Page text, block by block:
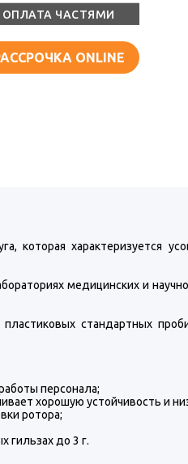
ОПЛАТА ЧАСТЯМИ
ONLINE
которая характеризуется
медицинских и
стандартных
персонала;
хорошую устойчивость и
ротора;
до 3 г.